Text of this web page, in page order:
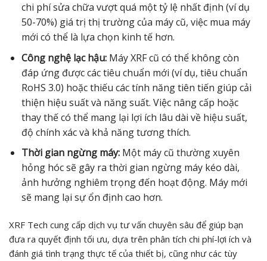
chi phí sửa chữa vượt quá một tỷ lệ nhất định (ví dụ
50-70%) giá trị thị trường của máy cũ, việc mua máy
mới có thể là lựa chọn kinh tế hơn.
Công nghệ lạc hậu:Máy XRF cũ có thể không còn
đáp ứng được các tiêu chuẩn mới (ví dụ, tiêu chuẩn
RoHS 3.0) hoặc thiếu các tính năng tiên tiến giúp cải
thiện hiệu suất và năng suất. Việc nâng cấp hoặc
thay thế có thể mang lại lợi ích lâu dài về hiệu suất,
độ chính xác và khả năng tương thích.
Thời gian ngừng máy:Một máy cũ thường xuyên
hỏng hóc sẽ gây ra thời gian ngừng máy kéo dài,
ảnh hưởng nghiêm trọng đến hoạt động. Máy mới
sẽ mang lại sự ổn định cao hơn.
XRF Tech cung cấp dịch vụ tư vấn chuyên sâu để giúp bạn
đưa ra quyết định tối ưu, dựa trên phân tích chi phí-lợi ích và
đánh giá tình trạng thực tế của thiết bị, cũng như các tùy